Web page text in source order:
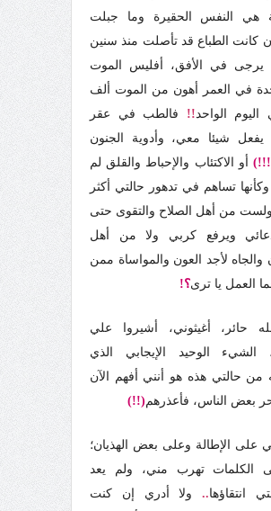
هي النفس الحقيرة وما جبلت
كانت الطباع قد تأصلت منذ سنين
يرجى في الأفق،
أفليس الموت
في العمر أهون من الموت ألف
الواحد !! فالطب في عقر
يفعل شيئا معي، وأدوية الجنون
أو الاكتئاب والإحباط والقلق لم
تساهم في تدهور حالتي أكثر
ولست من أهل الصلاح والتقوى حتى
ويرفع كربي ولا من أهل
والجاه لأجد العون والمواساة ممن
العمل يا ترى؟!
حائر، أغيثوني، أشيروا علي
الشيء الوحيد الإيجابي الذي
من حالتي هذه هو أنني أفهم الآن
بعض الناس، فأعذرهم (!!)
على الإطالة وعلى بعض الهذيان؛
الكلمات تهرب مني، ولم يعد
انتقاؤها..ولا أدري إن كنت